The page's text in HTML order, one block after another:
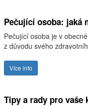
Pečující osoba: jaká
Pečující osoba je v
z důvodu svého
Více info
Tipy a rady pro vaše